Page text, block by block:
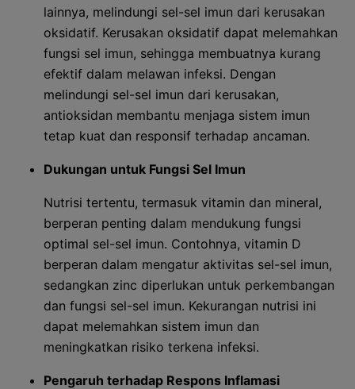
lainnya, melindungi sel-sel imun dari kerusakan
oksidatif. Kerusakan oksidatif dapat melemahkan
fungsi sel imun, sehingga membuatnya kurang
efektif dalam melawan infeksi. Dengan
melindungi sel-sel imun dari kerusakan,
antioksidan membantu menjaga sistem imun
tetap kuat dan responsif terhadap ancaman.
Dukungan untuk Fungsi Sel Imun
Nutrisi tertentu, termasuk vitamin dan mineral,
berperan penting dalam mendukung fungsi
optimal sel-sel imun. Contohnya, vitamin D
berperan dalam mengatur aktivitas sel-sel imun,
sedangkan zinc diperlukan untuk perkembangan
dan fungsi sel-sel imun. Kekurangan nutrisi ini
dapat melemahkan sistem imun dan
meningkatkan risiko terkena infeksi.
Pengaruh terhadap Respons Inflamasi